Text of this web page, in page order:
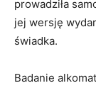
prowadziła
jej wersję
świadka.
Badanie